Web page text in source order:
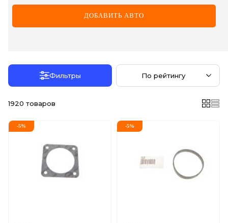
CHEVROLET
CHRYSLER
DS
ДОБАВИТЬ АВТО
Фильтры По рейтингу
1920 товаров
-5% -5%